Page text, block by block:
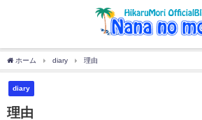
ホーム diary 理由
diary
理由